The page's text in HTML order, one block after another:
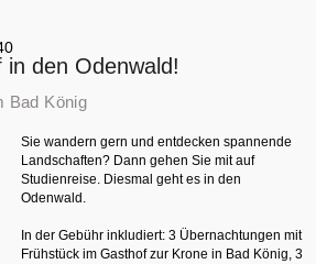
den Odenwald!
Bad König
Sie wandern gern und entdecken spannende
Landschaften? Dann gehen Sie mit auf
Studienreise. Diesmal geht es in den
Odenwald.
In der Gebühr inkludiert: 3 Übernachtungen mit
Frühstück im Gasthof zur Krone in Bad König, 3